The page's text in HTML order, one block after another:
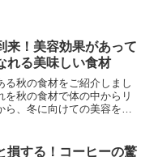
来！美容効果があって
れる美味しい食材
る秋の食材をご紹介しまし
を秋の食材で体の中からリ
ら、冬に向けての美容を始
キレイになりましょう！
損する！コーヒーの驚